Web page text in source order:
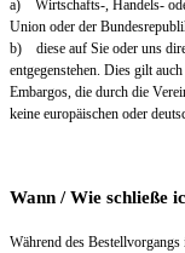
a) Wirtschafts-, Handels-
Union oder der
b) diese auf Sie oder uns
entgegenstehen. Dies gilt
Embargos, die durch die
keine europäischen oder
Wann / Wie schließe
Während des